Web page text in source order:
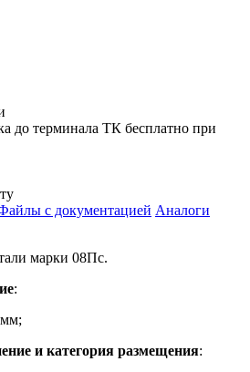
до терминала ТК бесплатно при
с документацией Аналоги
марки 08Пс.
:
и категория размещения: